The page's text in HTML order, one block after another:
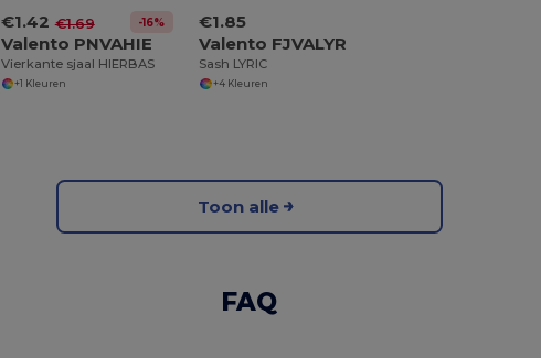
€1.42 €1.69 -16%
Valento PNVAHIE
Vierkante sjaal HIERBAS
+1 Kleuren
€1.85
Valento FJVALYR
Sash LYRIC
+4 Kleuren
Toon alle
FAQ